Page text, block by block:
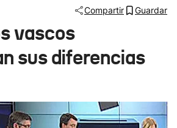
Ikusmiran
Compartir Guardar
vascos
sus diferencias